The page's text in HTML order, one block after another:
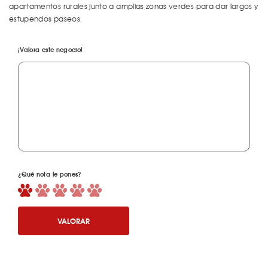
apartamentos rurales junto a amplias zonas verdes para dar largos y
estupendos paseos.
¡Valora este negocio!
¿Qué nota le pones?
VALORAR